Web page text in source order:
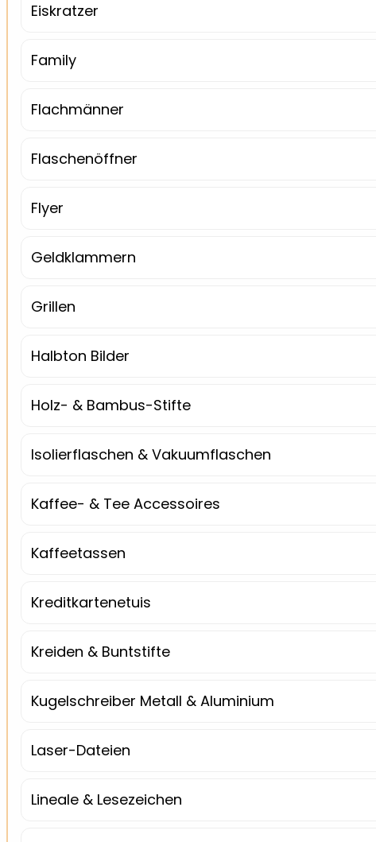
Eiskratzer
Family
Flachmänner
Flaschenöffner
Flyer
Geldklammern
Grillen
Halbton Bilder
Holz- & Bambus-Stifte
Isolierflaschen & Vakuumflaschen
Kaffee- & Tee Accessoires
Kaffeetassen
Kreditkartenetuis
Kreiden & Buntstifte
Kugelschreiber Metall & Aluminium
Laser-Dateien
Lineale & Lesezeichen